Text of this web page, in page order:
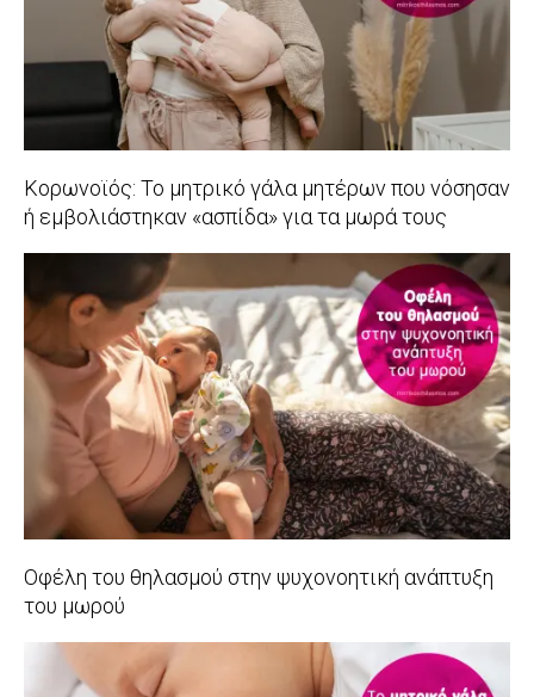
Κορωνοϊός: Το μητρικό γάλα μητέρων που νόσησαν
ή εμβολιάστηκαν «ασπίδα» για τα μωρά τους
2021-
23
Οφέλη του θηλασμού στην ψυχονοητική ανάπτυξη
του μωρού
2021-